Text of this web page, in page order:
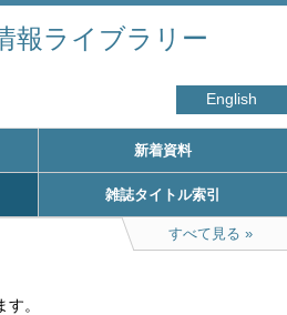
報ライブラリー
English
新着資料
雑誌タイトル索引
すべて見る
。